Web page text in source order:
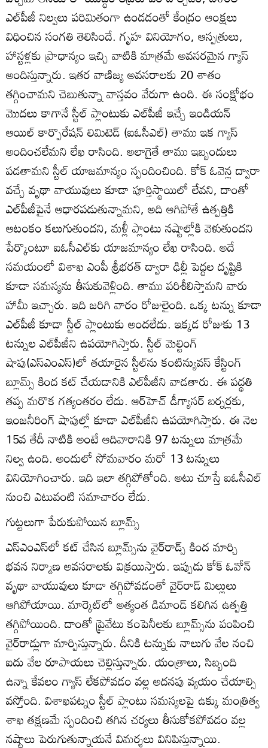
ఎల్‌పీజీ నిల్వలు పరిమితంగా ఉండడంతో కేంద్రం ఆంక్షలు
విధించిన సంగతి తెలిసిందే. గృహ వినియోగం, ఆస్పత్రులు,
హాస్టళ్లకు ప్రాధాన్యం ఇచ్చి వాటికి మాత్రమే అవసరమైన గ్యాస్‌
అందిస్తున్నారు. ఇతర వాణిజ్య అవసరాలకు 20 శాతం
తగ్గించామని చెబుతున్నా వాస్తవం వేరుగా ఉంది. ఈ సంక్షోభం
మొదలు కాగానే స్టీల్‌ ప్లాంటుకు ఎల్‌పీజీ ఇచ్చే ఇండియన్‌
ఆయిల్‌ కార్పొరేషన్‌ లిమిటెడ్‌ (ఐఓసీఎల్‌) తాము ఇక గ్యాస్‌
అందించలేమని లేఖ రాసింది. అలాగైతే తాము ఇబ్బందులు
పడతామని స్టీల్‌ యాజమాన్యం స్పందించింది. కోక్‌ ఓవెన్ల ద్వారా
వచ్చే వృథా వాయువులు కూడా పూర్తిస్థాయిలో లేవని, దాంతో
ఎల్‌పీజీపైనే ఆధారపడుతున్నామని, అది ఆగిపోతే ఉత్పత్తికి
ఆటంకం కలుగుతుందని, మళ్లీ ప్లాంటు నష్టాల్లోకి వెళుతుందని
పేర్కొంటూ ఐఓసీఎల్‌కు యాజమాన్యం లేఖ రాసింది. అదే
సమయంలో విశాఖ ఎంపీ శ్రీభరత్‌ ద్వారా ఢిల్లీ పెద్దల దృష్టికి
కూడా సమస్యను తీసుకువెళ్లింది. తాము పరిశీలిస్తామని వారు
హామీ ఇచ్చారు. ఇది జరిగి వారం రోజులైంది. ఒక్క టన్ను కూడా
ఎల్‌పీజీ కూడా స్టీల్‌ ప్లాంటుకు అందలేదు. ఇక్కడ రోజుకు 13
టన్నుల ఎల్‌పీజీని ఉపయోగిస్తారు. స్టీల్‌ మెల్టింగ్‌
షాపు(ఎస్‌ఎంఎస్‌)లో తయారైన స్టీల్‌ను కంటిన్యువస్‌ కేస్టింగ్‌
బ్లూమ్స్‌ కింద కట్‌ చేయడానికి ఎల్‌పీజీని వాడతారు. ఈ పద్థతి
తప్ప మరొక గత్యంతరం లేదు. ఆర్‌హెచ్‌ డీగ్యాసర్‌ బర్నర్లకు,
ఇంజనీరింగ్‌ షాపుల్లో కూడా ఎల్‌పీజీని ఉపయోగిస్తారు. ఈ నెల
15వ తేదీ నాటికి అంటే ఆదివారానికి 97 టన్నులు మాత్రమే
నిల్వ ఉంది. అందులో సోమవారం మరో 13 టన్నులు
వినియోగించారు. ఇది ఇలా తగ్గిపోతోంది. అటు చూస్తే ఐఓసీఎల్‌
నుంచి ఎటువంటి సమాచారం లేదు.
గుట్టలుగా పేరుకుపోయిన బ్లూమ్స్‌
ఎస్‌ఎంఎస్‌లో కట్‌ చేసిన బ్లూమ్స్‌ను వైర్‌రాడ్స్‌ కింద మార్చి
భవన నిర్మాణ అవసరాలకు విక్రయిస్తారు. ఇప్పుడు కోక్‌ ఓవోన్‌
వృథా వాయువులు కూడా తగ్గిపోవడంతో వైర్‌రాడ్‌ మిల్లులు
ఆగిపోయాయి. మార్కెట్‌లో అత్యంత డిమాండ్‌ కలిగిన ఉత్పత్తి
తగ్గిపోయింది. దాంతో ప్రైవేటు కంపెనీలకు బ్లూమ్స్‌ను పంపించి
వైర్‌రాడ్లుగా మార్పిస్తున్నారు. దీనికి టన్నుకు నాలుగు వేల నంచి
ఐదు వేల రూపాయలు చెల్లిస్తున్నారు. యంత్రాలు, సిబ్బంది
ఉన్నా కేవలం గ్యాస్‌ లేకపోవడం వల్ల అదనపు వ్యయం చేయాల్సి
వస్తోంది. విశాఖపట్నం స్టీల్‌ ప్లాంటు సమస్యలపై ఉక్కు మంత్రిత్వ
శాఖ తక్షణమే స్పందించి తగిన చర్యలు తీసుకోకపోవడం వల్ల
నష్టాలు పెరుగుతున్నాయనే విమర్శలు వినిపిస్తున్నాయి.